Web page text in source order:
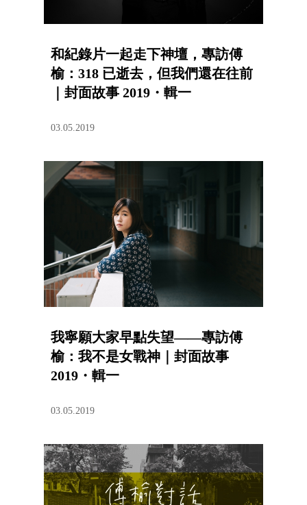
和紀錄片一起走下神壇，專訪傅
榆：318 已逝去，但我們還在往前
｜封面故事 2019・輯一
03.05.2019
我寧願大家早點失望——專訪傅
榆：我不是女戰神｜封面故事
2019・輯一
03.05.2019